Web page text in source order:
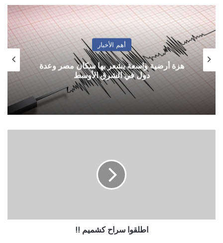
أهم الأخبار
هزة أرضية واسعة يشعر بها سكان مصر وعدة
دول في الشرق الأوسط
اطلقوا سراح كشميم !!